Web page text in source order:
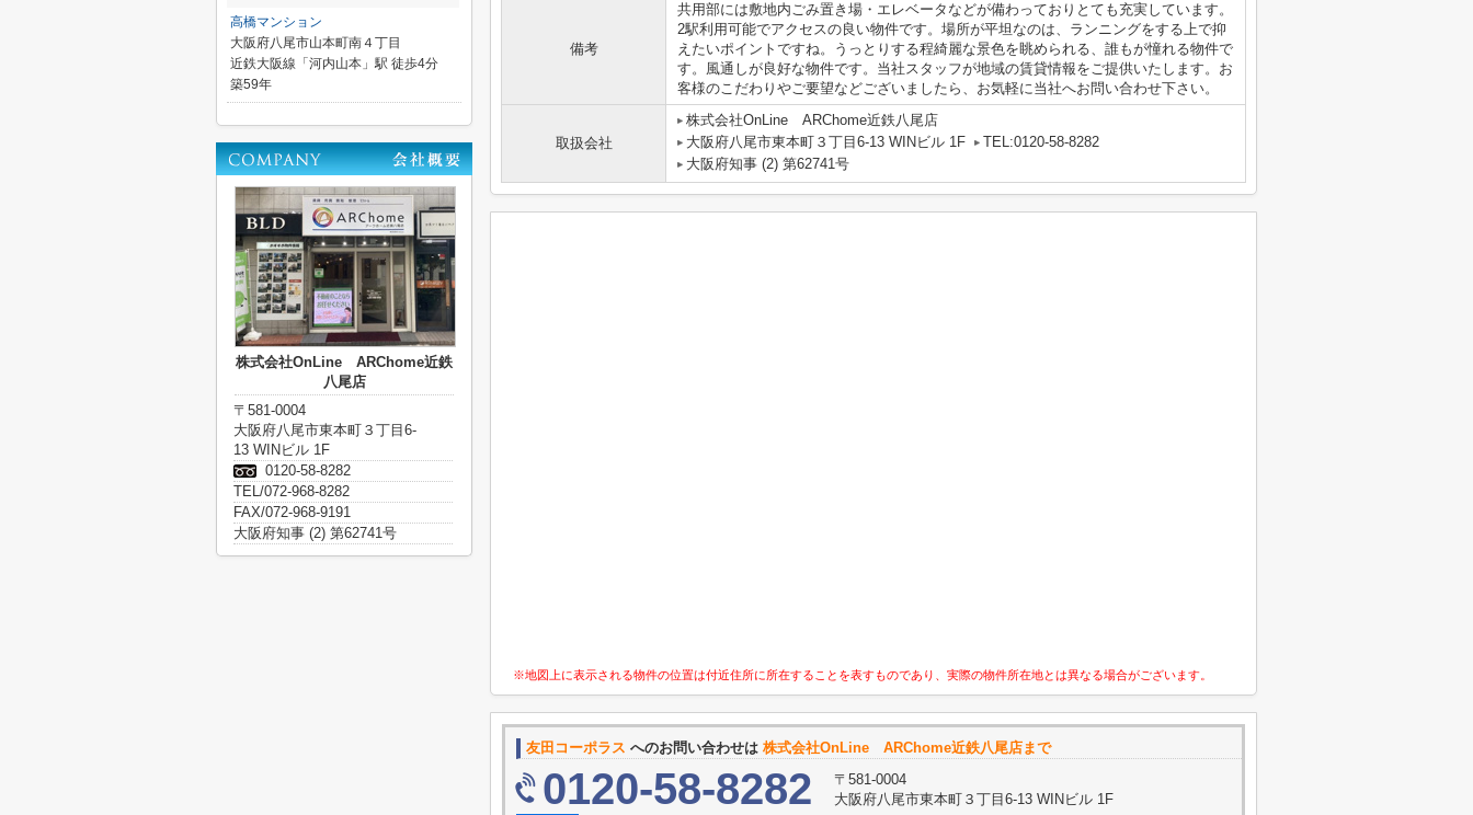
備考
共用部には敷地内ごみ置き場・エレベータなどが備わっておりとても充実しています。
2駅利用可能でアクセスの良い物件です。場所が平坦なのは、ランニングをする上で抑
えたいポイントですね。うっとりする程綺麗な景色を眺められる、誰もが憧れる物件で
す。風通しが良好な物件です。当社スタッフが地域の賃貸情報をご提供いたします。お
客様のこだわりやご要望などございましたら、お気軽に当社へお問い合わせ下さい。
取扱会社
株式会社OnLine ARChome近鉄八尾店
大阪府八尾市東本町３丁目6-13 WINビル 1F
TEL:0120-58-8282
大阪府知事 (2) 第62741号
※地図上に表示される物件の位置は付近住所に所在することを表すものであり、実際の物件所在地とは異なる場合がございます。
友田コーポラス へのお問い合わせは 株式会社OnLine ARChome近鉄八尾店まで
0120-58-8282
〒581-0004
大阪府八尾市東本町３丁目6-13 WINビル 1F
高橋マンション
大阪府八尾市山本町南４丁目
近鉄大阪線「河内山本」駅 徒歩4分
築59年
株式会社OnLine ARChome近鉄
八尾店
〒581-0004
大阪府八尾市東本町３丁目6-
13 WINビル 1F
0120-58-8282
TEL/072-968-8282
FAX/072-968-9191
大阪府知事 (2) 第62741号